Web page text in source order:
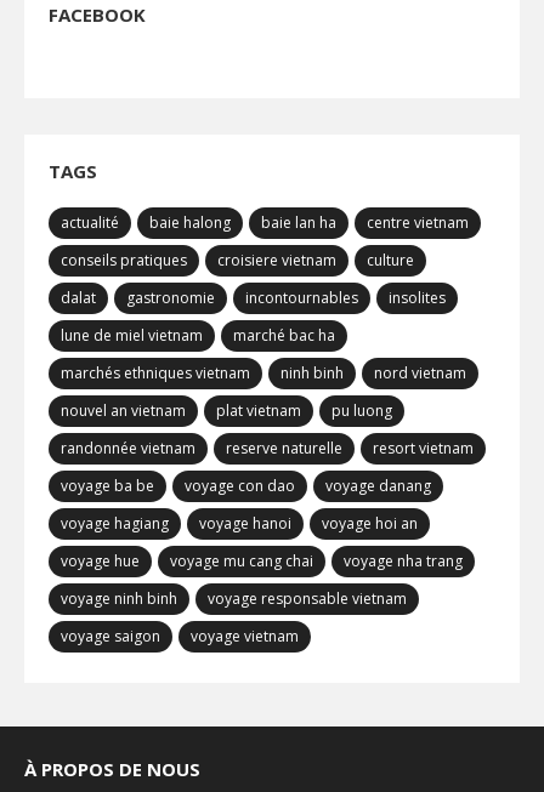
FACEBOOK
TAGS
actualité baie halong baie lan ha
centre vietnam
conseils pratiques
croisiere vietnam
culture
dalat
gastronomie incontournables
insolites
lune de miel vietnam
marché bac ha
marchés ethniques vietnam
ninh binh
nord vietnam
nouvel an vietnam
plat vietnam
pu luong
randonnée vietnam
reserve naturelle
resort vietnam
voyage ba be
voyage con dao
voyage danang
voyage hagiang
voyage hanoi
voyage hoi an
voyage hue
voyage mu cang chai
voyage nha trang
voyage ninh binh
voyage responsable vietnam
voyage saigon
voyage vietnam
À PROPOS DE NOUS